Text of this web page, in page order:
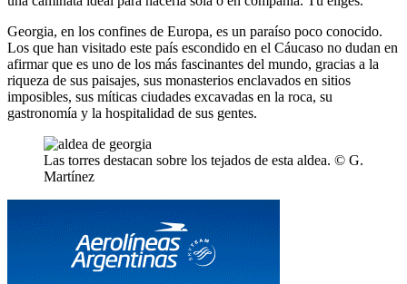
Georgia, en los confines de Europa, es un paraíso poco conocido.
Los que han visitado este país escondido en el Cáucaso no dudan en
afirmar que es uno de los más fascinantes del mundo, gracias a la
riqueza de sus paisajes, sus monasterios enclavados en sitios
imposibles, sus míticas ciudades excavadas en la roca, su
gastronomía y la hospitalidad de sus gentes.
Las torres destacan sobre los tejados de esta aldea. © G.
Martínez